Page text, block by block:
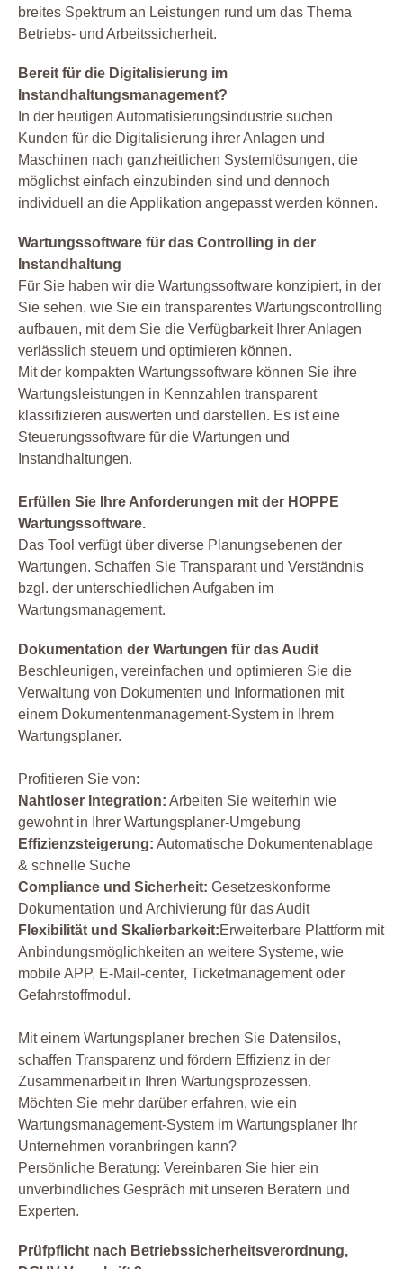
breites Spektrum an Leistungen rund um das Thema
Betriebs- und Arbeitssicherheit.
Bereit für die Digitalisierung im
Instandhaltungsmanagement?
In der heutigen Automatisierungsindustrie suchen
Kunden für die Digitalisierung ihrer Anlagen und
Maschinen nach ganzheitlichen Systemlösungen, die
möglichst einfach einzubinden sind und dennoch
individuell an die Applikation angepasst werden können.
Wartungssoftware für das Controlling in der
Instandhaltung
Für Sie haben wir die Wartungssoftware konzipiert, in der
Sie sehen, wie Sie ein transparentes Wartungscontrolling
aufbauen, mit dem Sie die Verfügbarkeit Ihrer Anlagen
verlässlich steuern und optimieren können.
Mit der kompakten Wartungssoftware können Sie ihre
Wartungsleistungen in Kennzahlen transparent
klassifizieren auswerten und darstellen. Es ist eine
Steuerungssoftware für die Wartungen und
Instandhaltungen.
Erfüllen Sie Ihre Anforderungen mit der HOPPE
Wartungssoftware.
Das Tool verfügt über diverse Planungsebenen der
Wartungen. Schaffen Sie Transparant und Verständnis
bzgl. der unterschiedlichen Aufgaben im
Wartungsmanagement.
Dokumentation der Wartungen für das Audit
Beschleunigen, vereinfachen und optimieren Sie die
Verwaltung von Dokumenten und Informationen mit
einem Dokumentenmanagement-System in Ihrem
Wartungsplaner.
Profitieren Sie von:
Nahtloser Integration: Arbeiten Sie weiterhin wie
gewohnt in Ihrer Wartungsplaner-Umgebung
Effizienzsteigerung: Automatische Dokumentenablage
& schnelle Suche
Compliance und Sicherheit: Gesetzeskonforme
Dokumentation und Archivierung für das Audit
Flexibilität und Skalierbarkeit:Erweiterbare Plattform mit
Anbindungsmöglichkeiten an weitere Systeme, wie
mobile APP, E-Mail-center, Ticketmanagement oder
Gefahrstoffmodul.
Mit einem Wartungsplaner brechen Sie Datensilos,
schaffen Transparenz und fördern Effizienz in der
Zusammenarbeit in Ihren Wartungsprozessen.
Möchten Sie mehr darüber erfahren, wie ein
Wartungsmanagement-System im Wartungsplaner Ihr
Unternehmen voranbringen kann?
Persönliche Beratung: Vereinbaren Sie hier ein
unverbindliches Gespräch mit unseren Beratern und
Experten.
Prüfpflicht nach Betriebssicherheitsverordnung,